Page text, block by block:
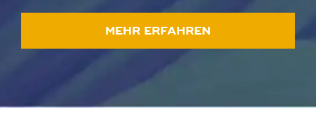
MEHR ERFAHREN